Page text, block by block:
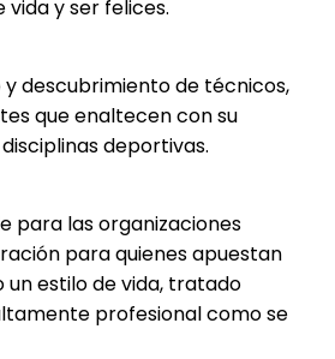
y ser felices.
descubrimiento de técnicos,
que enaltecen con su
deportivas.
para las organizaciones
para quienes apuestan
estilo de vida, tratado
profesional como se